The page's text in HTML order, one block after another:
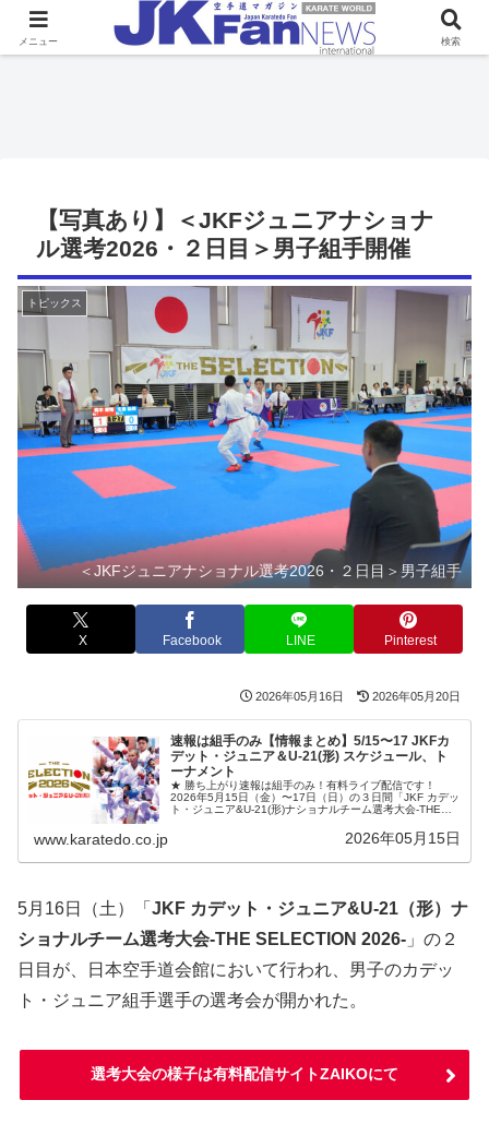
【写真あり】＜JKFジュニアナショナ
ル選考2026・２日目＞男子組手開催
トピックス
＜JKFジュニアナショナル選考2026・２日目＞男子組手
X Facebook LINE Pinterest
2026年05月16日 2026年05月20日
速報は組手のみ【情報まとめ】5/15〜17 JKFカ
デット・ジュニア＆U-21(形) スケジュール、ト
ーナメント
★ 勝ち上がり速報は組手のみ！有料ライブ配信です！
2026年5月15日（金）〜17日（日）の３日間「JKF カデッ
ト・ジュニア&U-21(形)ナショナルチーム選考大会-THE
www.karatedo.co.jp 2026年05月15日
5月16日（土）「 JKF カデット・ジュニア&U-21（形）ナ
ショナルチーム選考大会-THE SELECTION 2026- 」の２
日目が、日本空手道会館において行われ、男子のカデッ
ト・ジュニア組手選手の選考会が開かれた。
選考大会の様子は有料配信サイトZAIKOにて
メニュー 検索